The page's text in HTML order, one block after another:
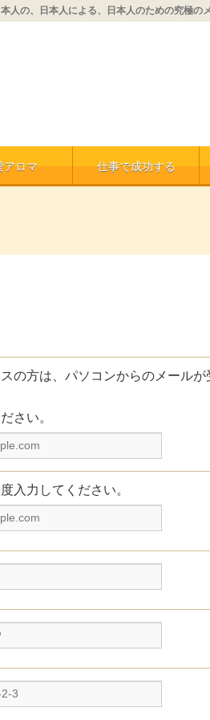
の、日本人による、日本人のための究極の
アロマ 仕事で成功する
の方は、パソコンからのメール
さい。
入力してください。